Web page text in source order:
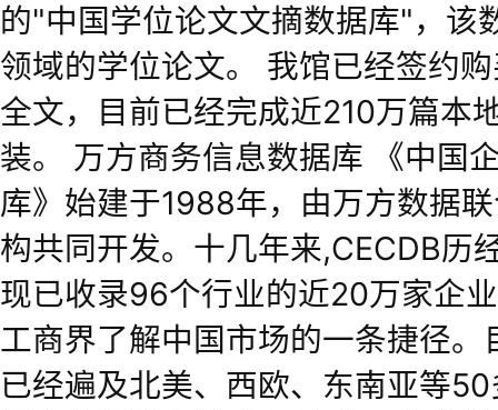
的"中国学位论文文摘数据库"，该
领域的学位论文。 我馆已经签约
全文，目前已经完成近210万篇本
装。 万方商务信息数据库 《中国
库》始建于1988年，由万方数据
构共同开发。十几年来,CECDB历
现已收录96个行业的近20万家企
工商界了解中国市场的一条捷径。
已经遍及北美、西欧、东南亚等